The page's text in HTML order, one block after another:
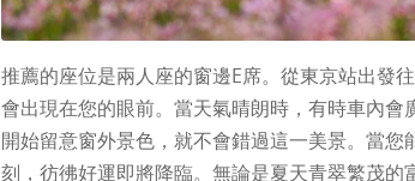
推薦的座位是兩人座的窗邊E席。從東京站出發
會出現在您的眼前。當天氣晴朗時，有時車內
開始留意窗外景色，就不會錯過這一美景。當
刻，彷彿好運即將降臨。無論是夏天青翠繁茂